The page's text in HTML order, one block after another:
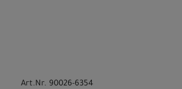
Art.Nr. 90026-6354